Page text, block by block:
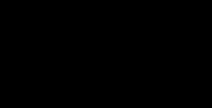
のメリット
する
フレンドリーなツール、迅速かつ簡単なアプリ
エンスを差別化します。
12:19）